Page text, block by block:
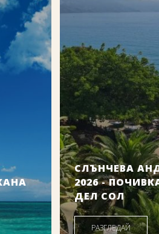
СЛЪНЧЕВА
2026 -
ДЕЛ СОЛ
Дати от:
РАЗГЛЕДАЙ